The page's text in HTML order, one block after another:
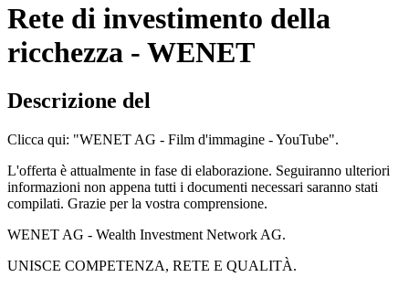
Rete di investimento della
ricchezza - WENET
Descrizione del
Clicca qui: "WENET AG - Film d'immagine - YouTube".
L'offerta è attualmente in fase di elaborazione. Seguiranno ulteriori
informazioni non appena tutti i documenti necessari saranno stati
compilati. Grazie per la vostra comprensione.
WENET AG - Wealth Investment Network AG.
UNISCE COMPETENZA, RETE E QUALITÀ.